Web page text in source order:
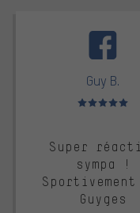
Guy B.
Note moyenne :
Super
sympa !
Guyges